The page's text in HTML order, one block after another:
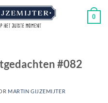
0
#082
MARTIN GIJZEMIJTER